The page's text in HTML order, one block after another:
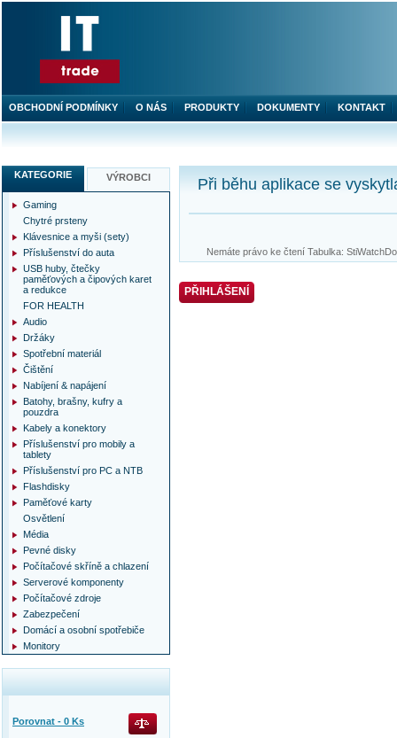
Při běhu aplikace se
Nemáte právo ke čtení Tabulka:
PŘIHLÁŠENÍ
KATEGORIE VÝROBCI
Gaming
Chytré prsteny
Klávesnice a myši (sety)
Příslušenství do auta
USB huby, čtečky
paměťových a čipových karet
a redukce
FOR HEALTH
Audio
Držáky
Spotřební materiál
Čištění
Nabíjení & napájení
Batohy, brašny, kufry a
pouzdra
Kabely a konektory
Příslušenství pro mobily a
tablety
Příslušenství pro PC a NTB
Flashdisky
Paměťové karty
Osvětlení
Média
Pevné disky
Počítačové skříně a chlazení
Serverové komponenty
Počítačové zdroje
Zabezpečení
Domácí a osobní spotřebiče
Monitory
Porovnat - 0 Ks
OBCHODNÍ PODMÍNKY O NÁS PRODUKTY DOKUMENTY KONTAKT